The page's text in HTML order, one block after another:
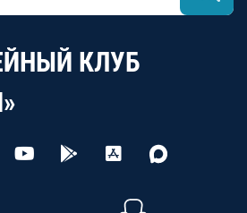
КЛУБ